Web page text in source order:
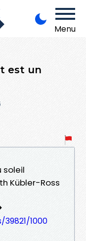
Menu
est un
soleil
Kübler-Ross
1000